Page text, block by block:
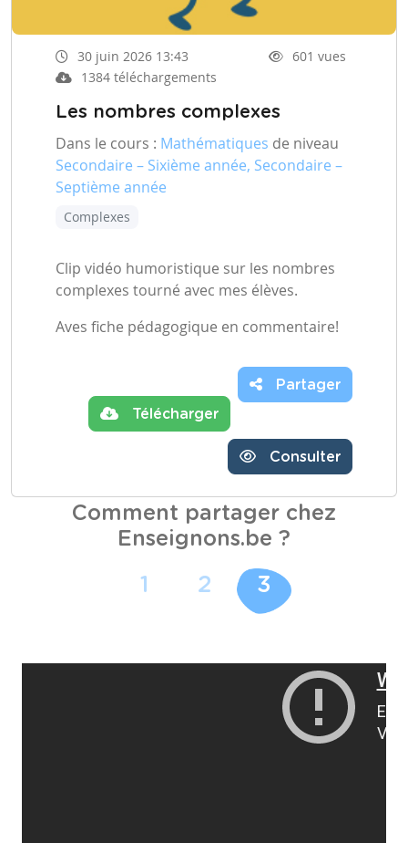
30 juin 2026 13:43
601 vues
1384 téléchargements
Les nombres complexes
Dans le cours : Mathématiques de niveau
Secondaire – Sixième année, Secondaire –
Septième année
Complexes
Clip vidéo humoristique sur les nombres
complexes tourné avec mes élèves.
Aves fiche pédagogique en commentaire!
Télécharger
Partager
Consulter
Comment partager chez
Enseignons.be ?
1 2 3